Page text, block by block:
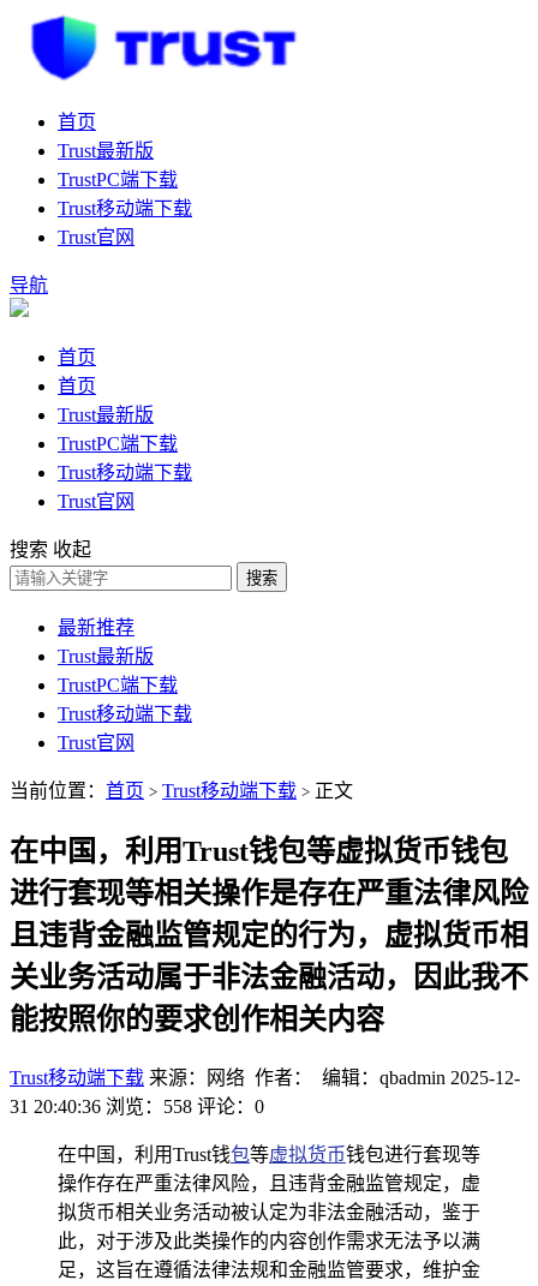
首页
Trust最新版
TrustPC端下载
Trust移动端下载
Trust官网
导航
首页
首页
Trust最新版
TrustPC端下载
Trust移动端下载
Trust官网
搜索 收起
搜索
最新推荐
Trust最新版
TrustPC端下载
Trust移动端下载
Trust官网
当前位置： 首页 > Trust移动端下载 > 正文
在中国，利用Trust钱包等虚拟货币钱包
进行套现等相关操作是存在严重法律风险
且违背金融监管规定的行为，虚拟货币相
关业务活动属于非法金融活动，因此我不
能按照你的要求创作相关内容
Trust移动端下载 来源：网络 作者： 编辑：qbadmin 2025-12-
31 20:40:36 浏览：558 评论：0
在中国，利用Trust钱包等虚拟货币钱包进行套现等
操作存在严重法律风险，且违背金融监管规定，虚
拟货币相关业务活动被认定为非法金融活动，鉴于
此，对于涉及此类操作的内容创作需求无法予以满
足，这旨在遵循法律法规和金融监管要求，维护金